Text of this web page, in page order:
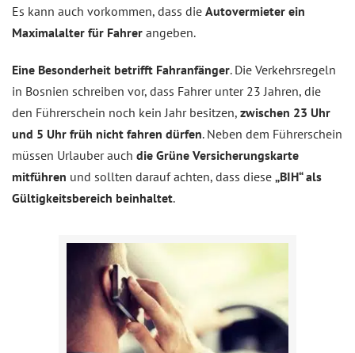
Es kann auch vorkommen, dass die Autovermieter ein
Maximalalter für Fahrer angeben.
Eine Besonderheit betrifft Fahranfänger. Die Verkehrsregeln
in Bosnien schreiben vor, dass Fahrer unter 23 Jahren, die
den Führerschein noch kein Jahr besitzen, zwischen 23 Uhr
und 5 Uhr früh nicht fahren dürfen. Neben dem Führerschein
müssen Urlauber auch die Grüne Versicherungskarte
mitführen und sollten darauf achten, dass diese „BIH“ als
Gültigkeitsbereich beinhaltet.